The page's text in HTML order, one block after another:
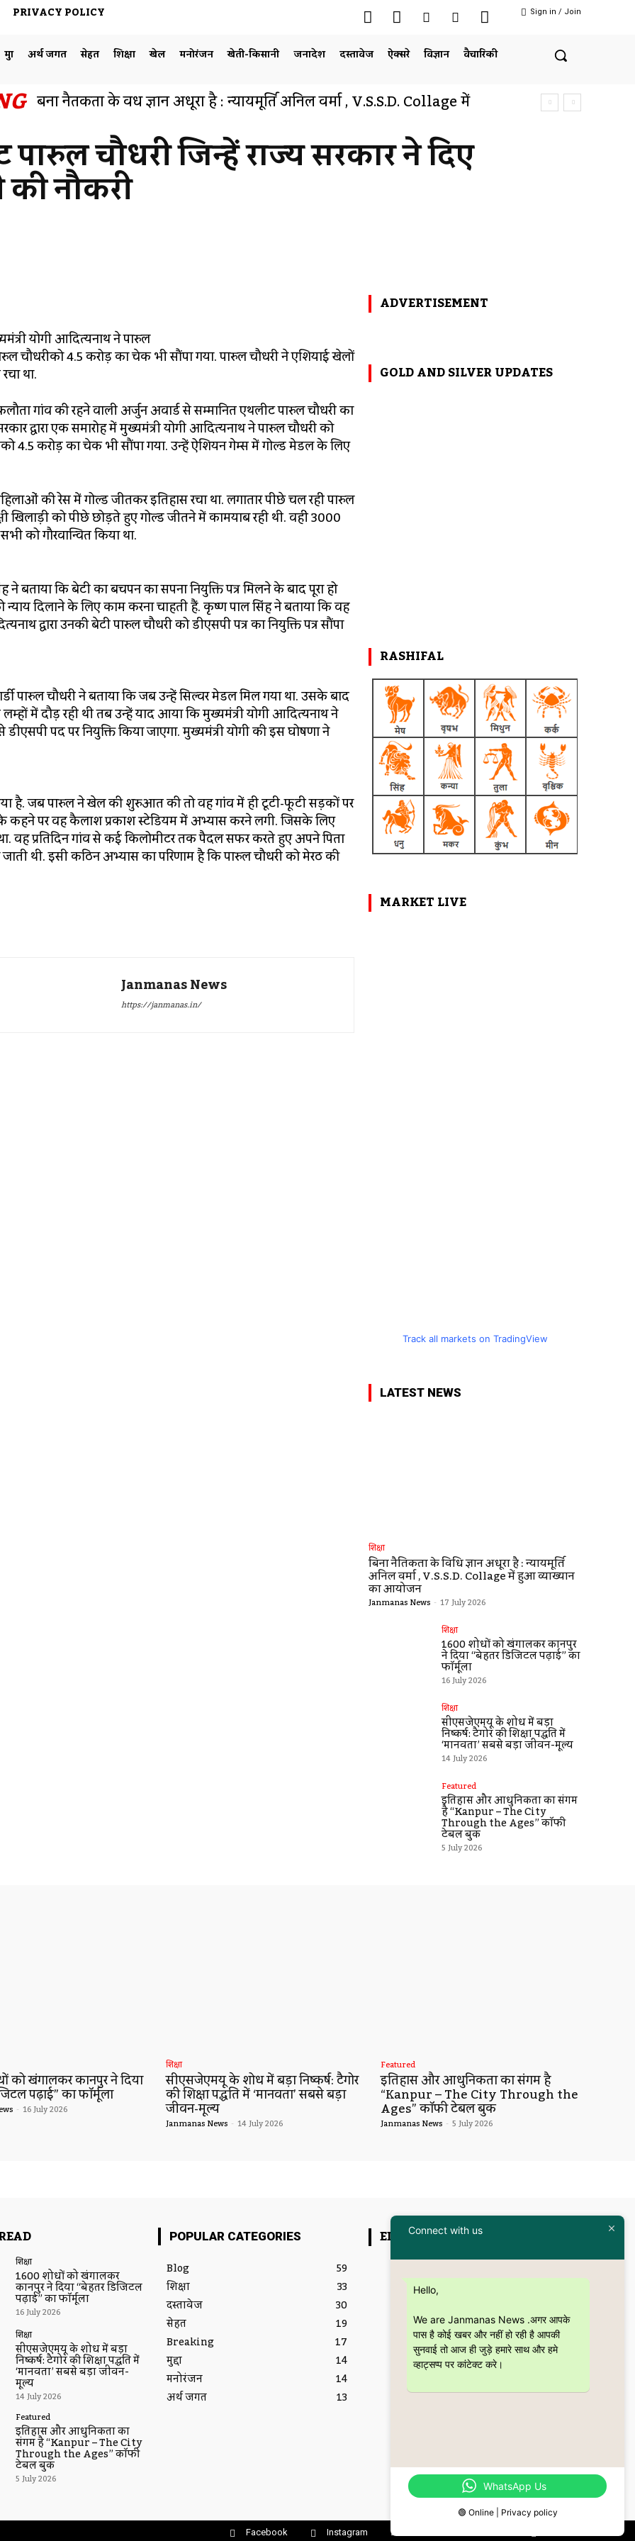
PRIVACY POLICY Sign in / Join
मुद्दा अर्थ जगत सेहत शिक्षा खेल मनोरंजन खेती-किसानी जनादेश दस्तावेज ऐक्सरे विज्ञान वैचारिकी
बिना नैतिकता के विधि ज्ञान अधूरा है : न्यायमूर्ति अनिल वर्मा , V.S.S.D. Collage में
हुआ व्याख्यान का आयोजन
चौधरी जिन्हें राज्य सरकार ने दिए
नौकरी
योगी आदित्यनाथ ने पारुल
चौधरीको 4.5 करोड़ का चेक भी सौंपा गया. पारुल चौधरी ने एशियाई खेलों
था.
गांव की रहने वाली अर्जुन अवार्ड से सम्मानित एथलीट पारुल चौधरी का
द्वारा एक समारोह में मुख्यमंत्री योगी आदित्यनाथ ने पारुल चौधरी को
4.5 करोड़ का चेक भी सौंपा गया. उन्हें ऐशियन गेम्स में गोल्ड मेडल के लिए
की रेस में गोल्ड जीतकर इतिहास रचा था. लगातार पीछे चल रहीं पारुल
खिलाड़ी को पीछे छोड़ते हुए गोल्ड जीतने में कामयाब रही थी. वहीं 3000
को गौरवान्वित किया था.
बताया कि बेटी का बचपन का सपना नियुक्ति पत्र मिलने के बाद पूरा हो
न्याय दिलाने के लिए काम करना चाहती हैं. कृष्ण पाल सिंह ने बताया कि वह
द्वारा उनकी बेटी पारुल चौधरी को डीएसपी पत्र का नियुक्ति पत्र सौंपा
पारुल चौधरी ने बताया कि जब उन्हें सिल्वर मेडल मिल गया था. उसके बाद
में दौड़ रही थी तब उन्हें याद आया कि मुख्यमंत्री योगी आदित्यनाथ ने
पद पर नियुक्ति किया जाएगा. मुख्यमंत्री योगी की इस घोषणा ने
है. जब पारुल ने खेल की शुरुआत की तो वह गांव में ही टूटी-फूटी सड़कों पर
कहने पर वह कैलाश प्रकाश स्टेडियम में अभ्यास करने लगी. जिसके लिए
वह प्रतिदिन गांव से कई किलोमीटर तक पैदल सफर करते हुए अपने पिता
थी. इसी कठिन अभ्यास का परिणाम है कि पारुल चौधरी को मेरठ की
Janmanas News
https://janmanas.in/
ADVERTISEMENT
GOLD AND SILVER UPDATES
RASHIFAL
MARKET LIVE
Track all markets on TradingView
LATEST NEWS
शिक्षा
बिना नैतिकता के विधि ज्ञान अधूरा है : न्यायमूर्ति
अनिल वर्मा , V.S.S.D. Collage में हुआ व्याख्यान
का आयोजन
Janmanas News - 17 July 2026
शिक्षा
1600 शोधों को खंगालकर कानपुर
ने दिया “बेहतर डिजिटल पढ़ाई” का
फॉर्मूला
16 July 2026
शिक्षा
सीएसजेएमयू के शोध में बड़ा
निष्कर्ष: टैगोर की शिक्षा पद्धति में
‘मानवता’ सबसे बड़ा जीवन-मूल्य
14 July 2026
Featured
इतिहास और आधुनिकता का संगम
है “Kanpur – The City
Through the Ages” कॉफी
टेबल बुक
5 July 2026
को खंगालकर कानपुर ने दिया
पढ़ाई” का फॉर्मूला
- 16 July 2026
शिक्षा
सीएसजेएमयू के शोध में बड़ा निष्कर्ष: टैगोर
की शिक्षा पद्धति में ‘मानवता’ सबसे बड़ा
जीवन-मूल्य
Janmanas News - 14 July 2026
Featured
इतिहास और आधुनिकता का संगम है
“Kanpur – The City Through the
Ages” कॉफी टेबल बुक
Janmanas News - 5 July 2026
शिक्षा
1600 शोधों को खंगालकर
कानपुर ने दिया “बेहतर डिजिटल
पढ़ाई” का फॉर्मूला
16 July 2026
शिक्षा
सीएसजेएमयू के शोध में बड़ा
निष्कर्ष: टैगोर की शिक्षा पद्धति में
‘मानवता’ सबसे बड़ा जीवन-
मूल्य
14 July 2026
Featured
इतिहास और आधुनिकता का
संगम है “Kanpur – The City
Through the Ages” कॉफी
टेबल बुक
5 July 2026
POPULAR CATEGORIES
Blog
59
शिक्षा
33
दस्तावेज
30
सेहत
19
Breaking
17
मुद्दा
14
मनोरंजन
14
अर्थ जगत
13
EDITOR PICKS
Featured
टेबल बुक
5 July 2026
शिक्षा
CSJMU, कानपुर द्वारा बना
‘जागरूकता पैमाना’ शोध की
28 June 2026
16 June 2026
Facebook Instagram
Connect with us
Hello,
We are Janmanas News .अगर आपके
पास है कोई खबर और नहीं हो रही है आपकी
सुनवाई तो आज ही जुड़े हमारे साथ और हमे
व्हाट्सप्प पर कांटेक्ट करे।
WhatsApp Us
🟢 Online | Privacy policy